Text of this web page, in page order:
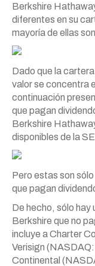
Berkshire
diferentes en su
mayoría de ellas
Dado que la
valor se concentra
continuación
que pagan
Berkshire
disponibles de la
Pero estas son
que pagan
De hecho, sólo hay
Berkshire que no
incluye a Charter
Verisign
Continental